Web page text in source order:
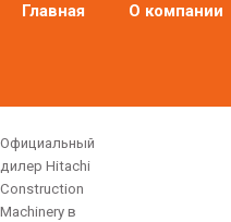
Главная О компании
Официальный
дилер Hitachi
Construction
Machinery в